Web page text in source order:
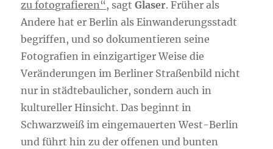
zu fotografieren“, sagtGlaser. Früher als
Andere hat er Berlin als Einwanderungsstadt
begriffen, und so dokumentieren seine
Fotografien in einzigartiger Weise die
Veränderungen im Berliner Straßenbild nicht
nur in städtebaulicher, sondern auch in
kultureller Hinsicht. Das beginnt in
Schwarzweiß im eingemauerten West-Berlin
und führt hin zu der offenen und bunten